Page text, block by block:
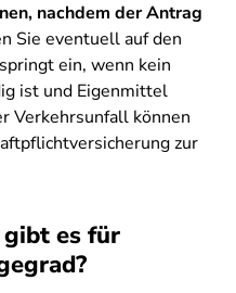
nachdem der Antrag
Sie eventuell auf den
ein, wenn kein
ist und Eigenmittel
Verkehrsunfall können
zur
es für